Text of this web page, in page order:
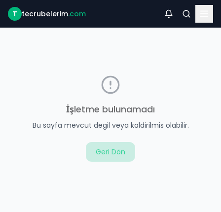
T tecrubelerim.com
İşletme bulunamadı
Bu sayfa mevcut degil veya kaldirilmis olabilir.
Geri Dön